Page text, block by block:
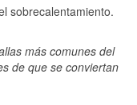
sobrecalentamiento.
más comunes del
de que se conviertan